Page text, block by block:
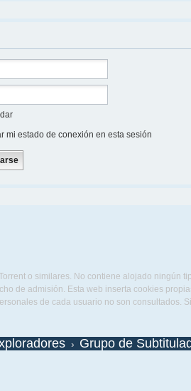
mi estado de conexión en esta sesión
o similares. No contiene alojado ningún
de admisión. Esta web inserta cookies
de cada usuario no son consultados.
Grupo de